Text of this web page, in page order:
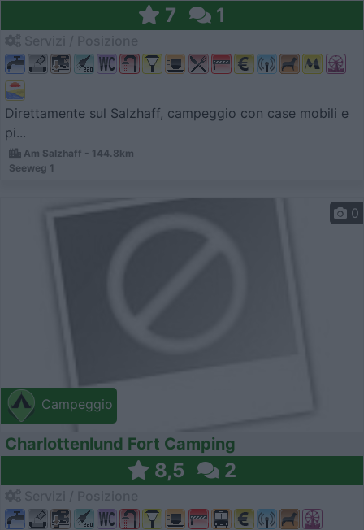
7 1
Direttamente sul Salzhaff, campeggio con case mobili e
pi...
Am Salzhaff - 144.8km
Seeweg 1
Campeggio
0
Charlottenlund Fort Camping
8,5 2